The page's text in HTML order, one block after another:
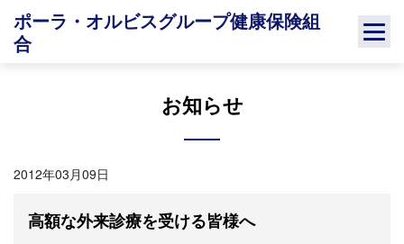
Skip
content
ポーラ・オルビスグループ健康保険組
合
お知らせ
2012年03月09日
高額な外来診療を受ける皆様へ